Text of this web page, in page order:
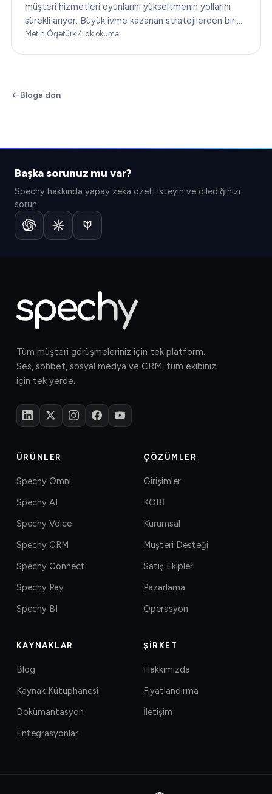
müşteri hizmetleri oyunlarını yükseltmenin yollarını
sürekli arıyor. Büyük ivme kazanan stratejilerden biri
de teknolojinin entegrasyonudur…
Metin Ögetürk·4 dk okuma
Bloga dön
Başka sorunuz mu var?
Spechy hakkında yapay zeka özeti isteyin ve dilediğinizi
sorun
Tüm müşteri görüşmeleriniz için tek platform.
Ses, sohbet, sosyal medya ve CRM, tüm ekibiniz
için tek yerde.
ÜRÜNLER
Spechy Omni
Spechy AI
Spechy Voice
Spechy CRM
Spechy Connect
Spechy Pay
Spechy BI
ÇÖZÜMLER
Girişimler
KOBİ
Kurumsal
Müşteri Desteği
Satış Ekipleri
Pazarlama
Operasyon
KAYNAKLAR
Blog
Kaynak Kütüphanesi
Dokümantasyon
Entegrasyonlar
ŞIRKET
Hakkımızda
Fiyatlandırma
İletişim